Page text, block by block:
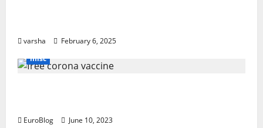
a
varsha
February 6, 2025
misc
EuroBlog June 10, 2023